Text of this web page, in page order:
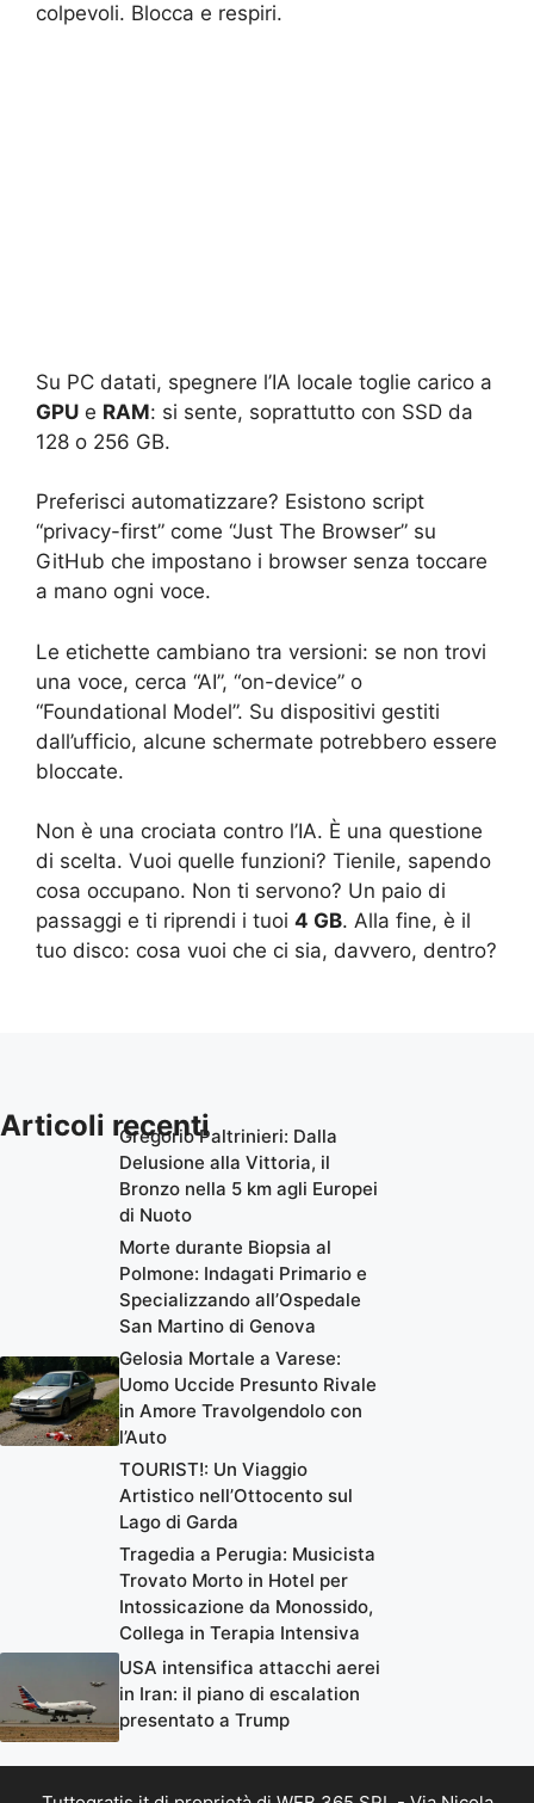
colpevoli. Blocca e respiri.
Su PC datati, spegnere l’IA locale toglie carico a
GPU e RAM: si sente, soprattutto con SSD da
128 o 256 GB.
Preferisci automatizzare? Esistono script
“privacy-first” come “Just The Browser” su
GitHub che impostano i browser senza toccare
a mano ogni voce.
Le etichette cambiano tra versioni: se non trovi
una voce, cerca “AI”, “on-device” o
“Foundational Model”. Su dispositivi gestiti
dall’ufficio, alcune schermate potrebbero essere
bloccate.
Non è una crociata contro l’IA. È una questione
di scelta. Vuoi quelle funzioni? Tienile, sapendo
cosa occupano. Non ti servono? Un paio di
passaggi e ti riprendi i tuoi 4 GB. Alla fine, è il
tuo disco: cosa vuoi che ci sia, davvero, dentro?
Articoli recentiGregorio Paltrinieri: Dalla
Delusione alla Vittoria, il
Bronzo nella 5 km agli Europei
di Nuoto
Morte durante Biopsia al
Polmone: Indagati Primario e
Specializzando all’Ospedale
San Martino di Genova
Gelosia Mortale a Varese:
Uomo Uccide Presunto Rivale
in Amore Travolgendolo con
l’Auto
TOURIST!: Un Viaggio
Artistico nell’Ottocento sul
Lago di Garda
Tragedia a Perugia: Musicista
Trovato Morto in Hotel per
Intossicazione da Monossido,
Collega in Terapia Intensiva
USA intensifica attacchi aerei
in Iran: il piano di escalation
presentato a Trump